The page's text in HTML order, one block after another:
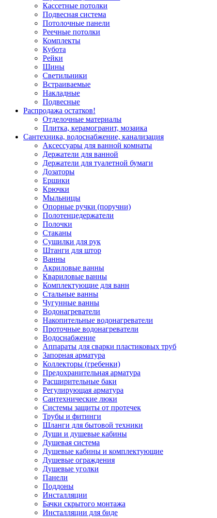
Кассетные потолки
Подвесная система
Потолочные панели
Реечные потолки
Комплекты
Кубота
Рейки
Шины
Светильники
Встраиваемые
Накладные
Подвесные
Распродажа остатков!
Отделочные материалы
Плитка, керамогранит, мозаика
Сантехника, водоснабжение, канализация
Аксессуары для ванной комнаты
Держатели для ванной
Держатели для туалетной бумаги
Дозаторы
Ершики
Крючки
Мыльницы
Опорные ручки (поручни)
Полотенцедержатели
Полочки
Стаканы
Сушилки для рук
Штанги для штор
Ванны
Акриловые ванны
Квариловые ванны
Комплектующие для ванн
Стальные ванны
Чугунные ванны
Водонагреватели
Накопительные водонагреватели
Проточные водонагреватели
Водоснабжение
Аппараты для сварки пластиковых труб
Запорная арматура
Коллекторы (гребенки)
Предохранительная арматура
Расширительные баки
Регулирующая арматура
Сантехнические люки
Системы защиты от протечек
Трубы и фитинги
Шланги для бытовой техники
Души и душевые кабины
Душевая система
Душевые кабины и комплектующие
Душевые ограждения
Душевые уголки
Панели
Поддоны
Инсталляции
Бачки скрытого монтажа
Инсталляции для биде